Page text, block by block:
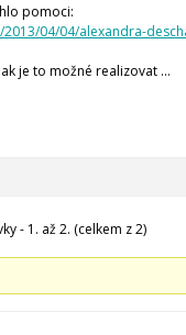
pomoci:
04/04/alexandra-
je to možné realizovat …
- 1. až 2. (celkem z 2)